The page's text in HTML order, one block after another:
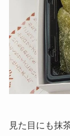
見た目にも抹